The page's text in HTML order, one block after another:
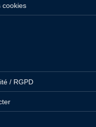
cookies
/ RGPD